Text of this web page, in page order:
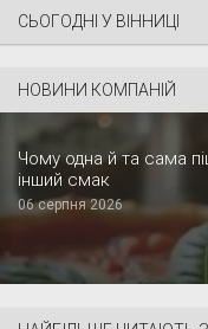
СЬОГОДНІ У ВІННИЦІ
НОВИНИ КОМПАНІЙ
Чому одна й та сама
інший смак
06 серпня 2026